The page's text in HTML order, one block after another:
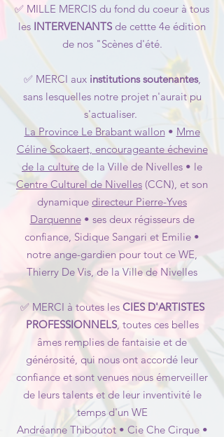
✅ MILLE MERCIS du fond du coeur à tous
les INTERVENANTS de cettte 4e édition
de nos "Scènes d'été.
✅ MERCI aux institutions soutenantes,
sans lesquelles notre projet n'aurait pu
s'actualiser.
La Province Le Brabant wallon • Mme
Céline Scokaert, encourageante échevine
de la culture de la Ville de Nivelles • le
Centre Culturel de Nivelles (CCN), et son
dynamique directeur Pierre-Yves
Darquenne• ses deux régisseurs de
confiance, Sidique Sangari et Emilie •
notre ange-gardien pour tout ce WE,
Thierry De Vis, de la Ville de Nivelles
✅ MERCI à toutes les CIES D'ARTISTES
PROFESSIONNELS, toutes ces belles
âmes remplies de fantaisie et de
générosité, qui nous ont accordé leur
confiance et sont venues nous émerveiller
de leurs talents et de leur inventivité le
temps d'un WE
Andréanne Thiboutot • Cie Che Cirque •